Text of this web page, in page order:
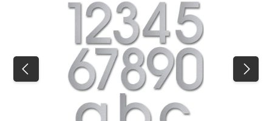
Bildergalerie überspringen